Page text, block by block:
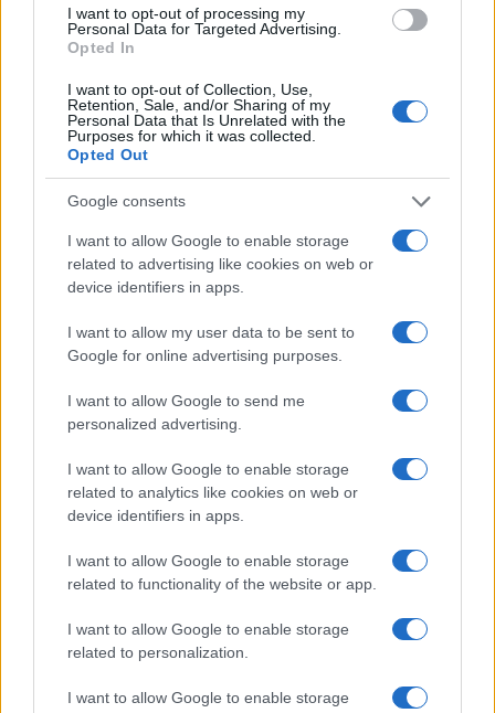
I want to opt-out of processing my
Personal Data for Targeted Advertising.
Opted In
I want to opt-out of Collection, Use,
Retention, Sale, and/or Sharing of my
Personal Data that Is Unrelated with the
Purposes for which it was collected.
Opted Out
Google consents
I want to allow Google to enable storage
related to advertising like cookies on web or
device identifiers in apps.
I want to allow my user data to be sent to
Google for online advertising purposes.
I want to allow Google to send me
personalized advertising.
I want to allow Google to enable storage
related to analytics like cookies on web or
device identifiers in apps.
I want to allow Google to enable storage
related to functionality of the website or app.
I want to allow Google to enable storage
related to personalization.
I want to allow Google to enable storage
Protezione Civile Arzachena
Protezione Civile Contributi
Notizie in tempo reale?
Entra nel canale telegram di
GalluraOggi.it
Inviaci le tue segnalazioni,
i tuoi video e le tue foto
Su WhatsApp al numero +39
345 356 7512
Ricevi le nostre ultime news
daGoogle News
F
a
T
w
Pi
n
W
h h